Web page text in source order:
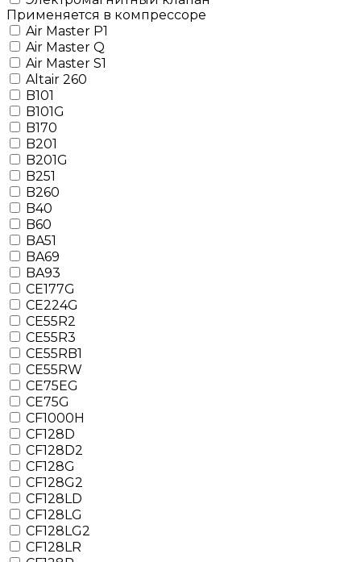
Применяется в компрессоре
Air Master P1
Air Master Q
Air Master S1
Altair 260
B101
B101G
B170
B201
B201G
B251
B260
B40
B60
BA51
BA69
BA93
CE177G
CE224G
CE55R2
CE55R3
CE55RB1
CE55RW
CE75EG
CE75G
CF1000H
CF128D
CF128D2
CF128G
CF128G2
CF128LD
CF128LG
CF128LG2
CF128LR